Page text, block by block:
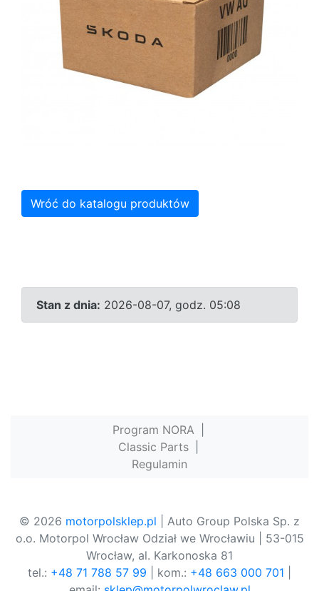
Wróć do katalogu produktów
Stan z dnia: 2026-08-07, godz. 05:08
Program NORA
Classic Parts
Regulamin
© 2026 motorpolsklep.pl | Auto Group Polska Sp. z
o.o. Motorpol Wrocław Odział we Wrocławiu | 53-015
Wrocław, al. Karkonoska 81
tel.: +48 71 788 57 99 | kom.: +48 663 000 701